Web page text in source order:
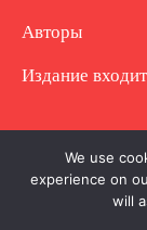
Авторы
Издание
Copyright ©
запрещено.
We use
experience on
will